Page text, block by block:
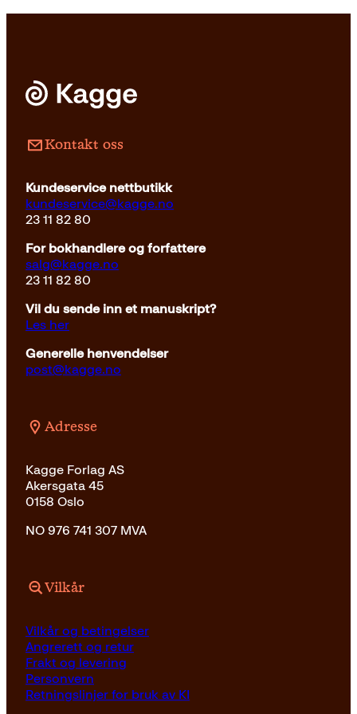
Kontakt oss
Kundeservice nettbutikk
kundeservice@kagge.no
23 11 82 80
For bokhandlere og forfattere
salg@kagge.no
23 11 82 80
Vil du sende inn et manuskript?
Les her
Generelle henvendelser
post@kagge.no
Adresse
Kagge Forlag AS
Akersgata 45
0158 Oslo
NO 976 741 307 MVA
Vilkår
Vilkår og betingelser
Angrerett og retur
Frakt og levering
Personvern
Retningslinjer for bruk av KI